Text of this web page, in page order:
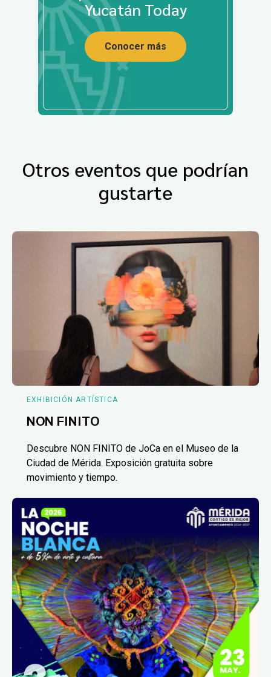
Yucatán Today
Conocer más
Otros eventos que podrían
gustarte
EXHIBICIÓN ARTÍSTICA
NON FINITO
Descubre NON FINITO de JoCa en el Museo de la
Ciudad de Mérida. Exposición gratuita sobre
movimiento y tiempo.